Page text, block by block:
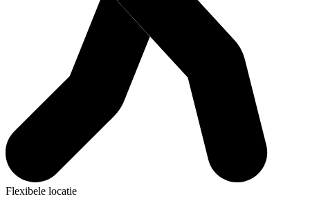
Flexibele locatie